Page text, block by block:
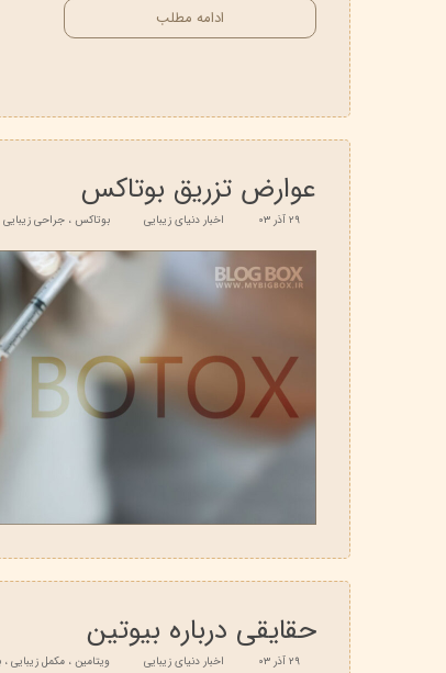
ادامه مطلب
عوارض تزریق بوتاکس
۲۹ آذر ۰۳ اخبار دنیای زیبایی بوتاکس ، جراحی زیبایی
حقایقی درباره بیوتین
۲۹ آذر ۰۳ اخبار دنیای زیبایی ویتامین ، مکمل زیبایی ،